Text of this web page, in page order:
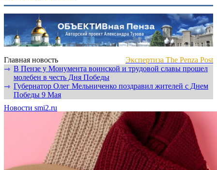
Главная новость
Экспертиза The Penza Post
⇾ В Пензе у Монумента воинской и трудовой славы прошел
молебен в честь Дня Победы
⇾ Губернатор Олег Мельниченко поздравил жителей с Днем
Победы 9 Мая
Новости smi2.ru